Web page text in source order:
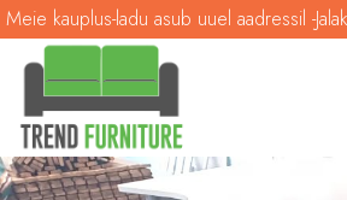
ladu asub uuel aadressil -Jalaka 83-